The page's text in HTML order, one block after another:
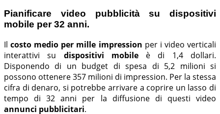
Pianificare video pubblicità su dispositivi
mobile per 32 anni.
Ilcosto medio per mille impression per i video verticali
interattivi su dispositivi mobileè di 1,4 dollari.
Disponendo di un budget di spesa di 5,2 milioni si
possono ottenere 357 milioni di impression. Per la stessa
cifra di denaro, si potrebbe arrivare a coprire un lasso di
tempo di 32 anni per la diffusione di questi video
annunci pubblicitari.